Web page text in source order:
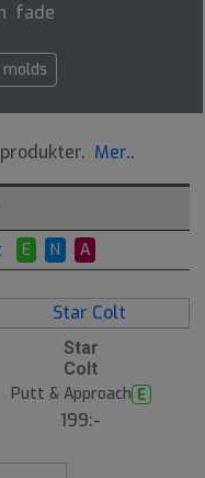
fade
Mer..
E N A
Star
Colt
Putt & Approach E
199:-